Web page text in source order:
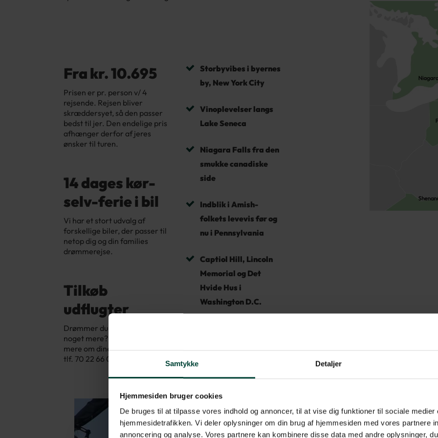
Samtykke Detaljer
Hjemmesiden bruger cookies
De bruges til at tilpasse vores indhold og annoncer, til at vise dig funktioner til sociale medier
hjemmesidetrafikken. Vi deler oplysninger om din brug af hjemmesiden med vores partnere
annoncering og analyse. Vores partnere kan kombinere disse data med andre oplysninger,
Fra kr. 10.695
Prisen er pr. person v/ 4
rejsende. Rejsen bliver
skræddersyet, så den passer
bedst til jer. Den endelige pris
afhænger derfor af jeres
ønsker til turen.
14 dages kør-
selv-ferie i bil
Vi har et stort udvalg af
forskellige biler, der passer til
netop dig og din families
drømmerejse.
Tilkøb
udflugter
Drømmer du om at opleve
noget mere? Ring til os og hør
mere om dine muligheder på
tlf. 70 22 66 00.
Storbyvibes i byernes
by, New York City
Vinoplevelser langs
Lake Seneca
Niagara Falls fra den
smukke canadiske
side
Indblik i Amish-
folkets levevis før og
nu i Pennsylvania
Captiol Hill, Lincoln
Memorial og Det
Hvide Hus i
Washington D.C.